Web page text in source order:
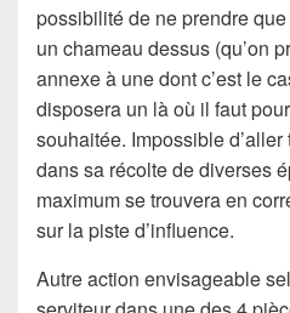
possibilité de ne prendre
un chameau dessus (qu’on
annexe à une dont c’est le
disposera un là où il faut
souhaitée. Impossible
dans sa récolte de diverses
maximum se trouvera en
sur la piste d’influence.
Autre action envisageable